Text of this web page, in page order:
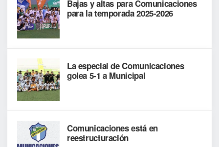
Bajas y altas para Comunicaciones
para la temporada 2025-2026
La especial de Comunicaciones
golea 5-1 a Municipal
Comunicaciones está en
reestructuración